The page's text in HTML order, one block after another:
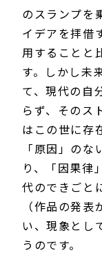
のスランプを
イデアを拝借
用することと
す。しかし未
て、現代の自
らず、そのス
はこの世に存
「原因」の
り、「因果律
代のできごと
（作品の発
い、現象とし
うのです。